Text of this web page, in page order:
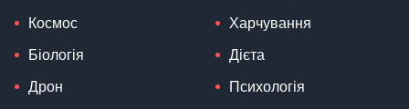
Космос
Біологія
Дрон
Харчування
Дієта
Психологія